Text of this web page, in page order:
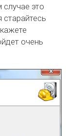
это
очень